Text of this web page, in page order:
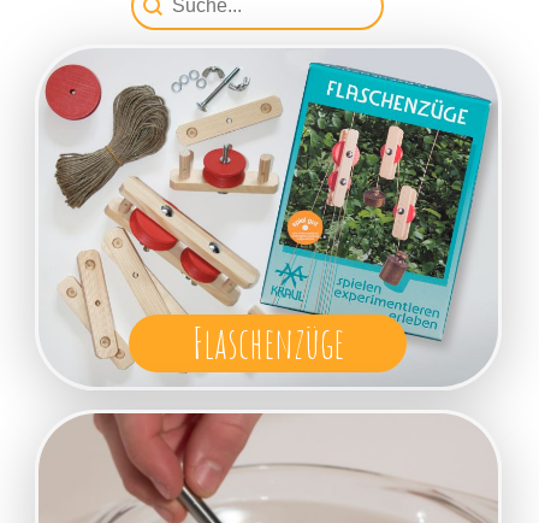
Flaschenzüge